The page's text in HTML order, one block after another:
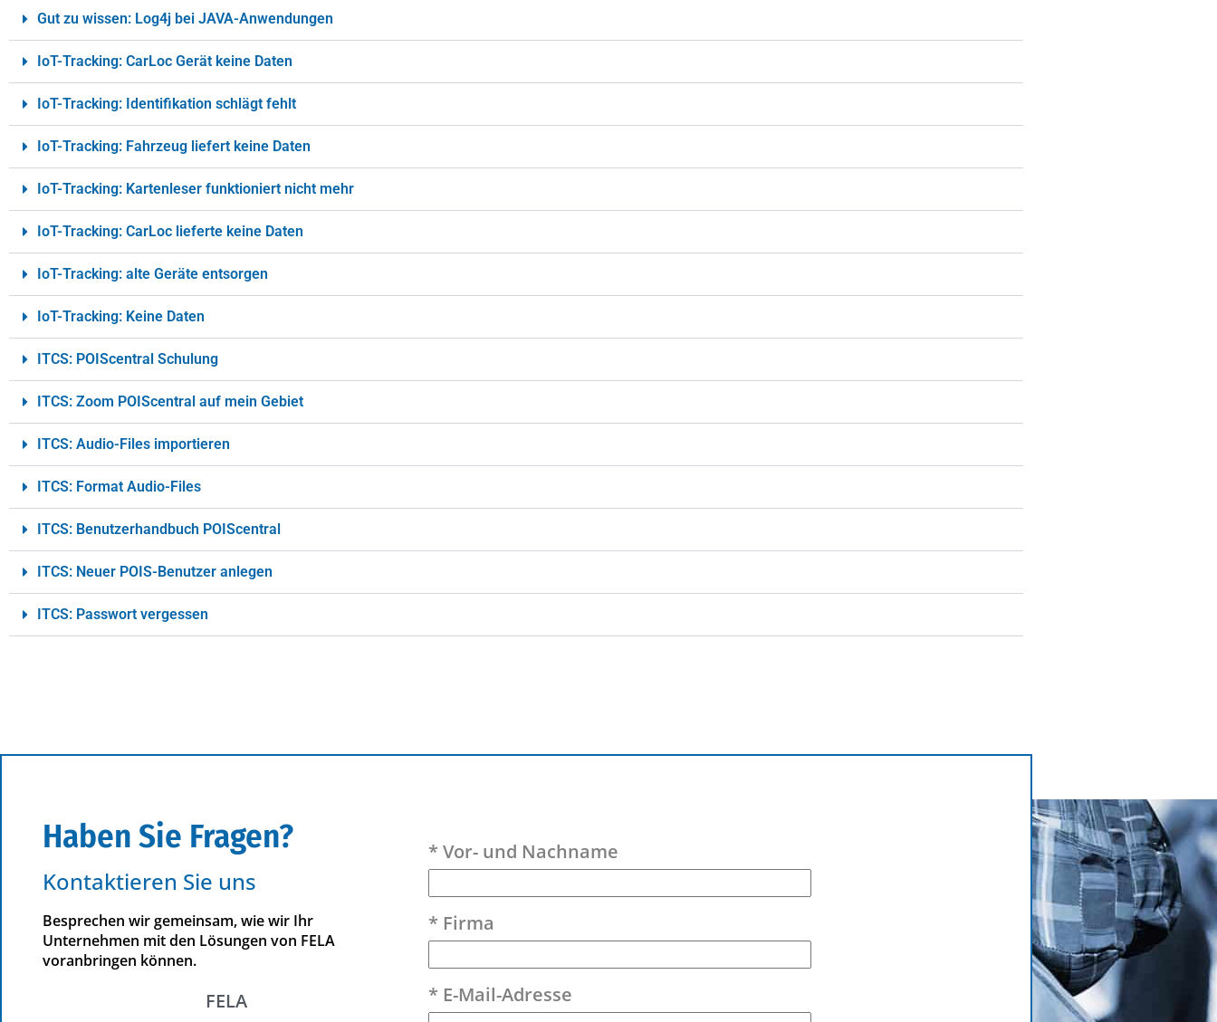
Gut zu wissen: Log4j bei JAVA-Anwendungen
IoT-Tracking: CarLoc Gerät keine Daten
IoT-Tracking: Identifikation schlägt fehlt
IoT-Tracking: Fahrzeug liefert keine Daten
IoT-Tracking: Kartenleser funktioniert nicht mehr
IoT-Tracking: CarLoc lieferte keine Daten
IoT-Tracking: alte Geräte entsorgen
IoT-Tracking: Keine Daten
ITCS: POIScentral Schulung
ITCS: Zoom POIScentral auf mein Gebiet
ITCS: Audio-Files importieren
ITCS: Format Audio-Files
ITCS: Benutzerhandbuch POIScentral
ITCS: Neuer POIS-Benutzer anlegen
ITCS: Passwort vergessen
Haben Sie Fragen?
Kontaktieren Sie uns
Besprechen wir gemeinsam, wie wir Ihr
Unternehmen mit den Lösungen von FELA
voranbringen können.
FELA
* Vor- und Nachname
* Firma
* E-Mail-Adresse